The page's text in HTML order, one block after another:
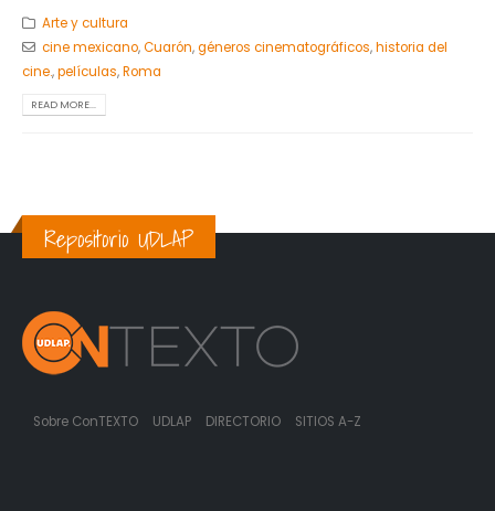
Arte y cultura
cine mexicano,Cuarón,géneros cinematográficos,historia del
cine.,películas,Roma
READ MORE...
Repositorio UDLAP
Sobre ConTEXTO UDLAP DIRECTORIO SITIOS A-Z